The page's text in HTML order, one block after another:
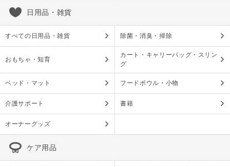
日用品・雑貨
すべての日用品・雑貨 除菌・消臭・掃除
おもちゃ・知育
カート・キャリーバッグ・スリン
グ
ベッド・マット フードボウル・小物
介護サポート 書籍
オーナーグッズ
ケア用品